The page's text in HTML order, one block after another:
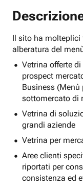
Il sito ha
alberatura del
Vetrina offerte
prospect
Business (Menù
sottomercato di
Vetrina di
grandi aziende
Vetrina per
Aree clienti
riportati per
consistenza ed